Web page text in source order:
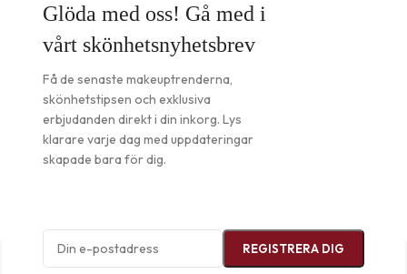
Glöda med oss! Gå med i
vårt skönhetsnyhetsbrev
Få de senaste makeuptrenderna,
skönhetstipsen och exklusiva
erbjudanden direkt i din inkorg. Lys
klarare varje dag med uppdateringar
skapade bara för dig.